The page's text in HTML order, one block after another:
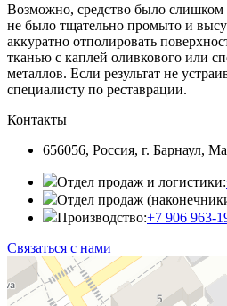
Возможно, средство было слишком
не было тщательно промыто и
аккуратно отполировать
тканью с каплей оливкового или
металлов. Если результат не
специалисту по реставрации.
Контакты
656056, Россия, г. Барнаул,
Отдел продаж и логистики:
Отдел продаж
Производство:+7 906 963-
Связаться с нами